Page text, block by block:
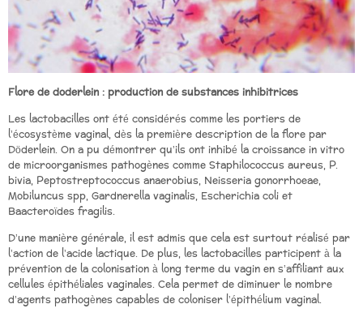
Flore de doderlein : production de substances inhibitrices
Les lactobacilles ont été considérés comme les portiers de
l’écosystème vaginal, dès la première description de la flore par
Döderlein. On a pu démontrer qu’ils ont inhibé la croissance in vitro
de microorganismes pathogènes comme Staphilococcus aureus, P.
bivia, Peptostreptococcus anaerobius, Neisseria gonorrhoeae,
Mobiluncus spp, Gardnerella vaginalis, Escherichia coli et
Baacteroïdes fragilis.
D’une manière générale, il est admis que cela est surtout réalisé par
l’action de l’acide lactique. De plus, les lactobacilles participent à la
prévention de la colonisation à long terme du vagin en s’affiliant aux
cellules épithéliales vaginales. Cela permet de diminuer le nombre
d’agents pathogènes capables de coloniser l’épithélium vaginal.